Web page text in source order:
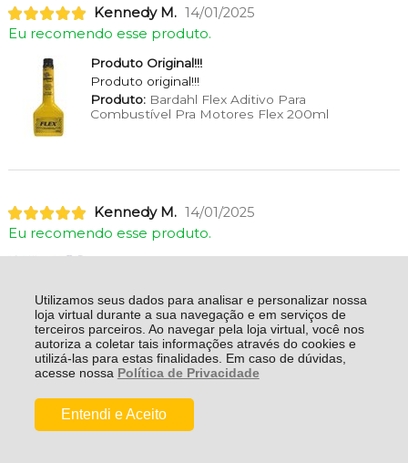
Utilizamos seus dados para analisar e personalizar nossa
loja virtual durante a sua navegação e em serviços de
terceiros parceiros. Ao navegar pela loja virtual, você nos
autoriza a coletar tais informações através do cookies e
utilizá-las para estas finalidades. Em caso de dúvidas,
acesse nossa Política de Privacidade
Entendi e Aceito
Kennedy M. 14/01/2025
Eu recomendo esse produto.
Produto Original!!!
Produto original!!!
Produto:Bardahl Flex Aditivo Para
Combustível Pra Motores Flex 200ml
Kennedy M. 14/01/2025
Eu recomendo esse produto.
excelente acabamento. Altura da peça é
superior aos dos concorrentes. Fácil
instalação. Custo X Benefício muito
satisfatório.
Produto:Calha De Chuva Defletor Tg Poli
Volkswagen Fox Spacefox Crossfox 4 portas